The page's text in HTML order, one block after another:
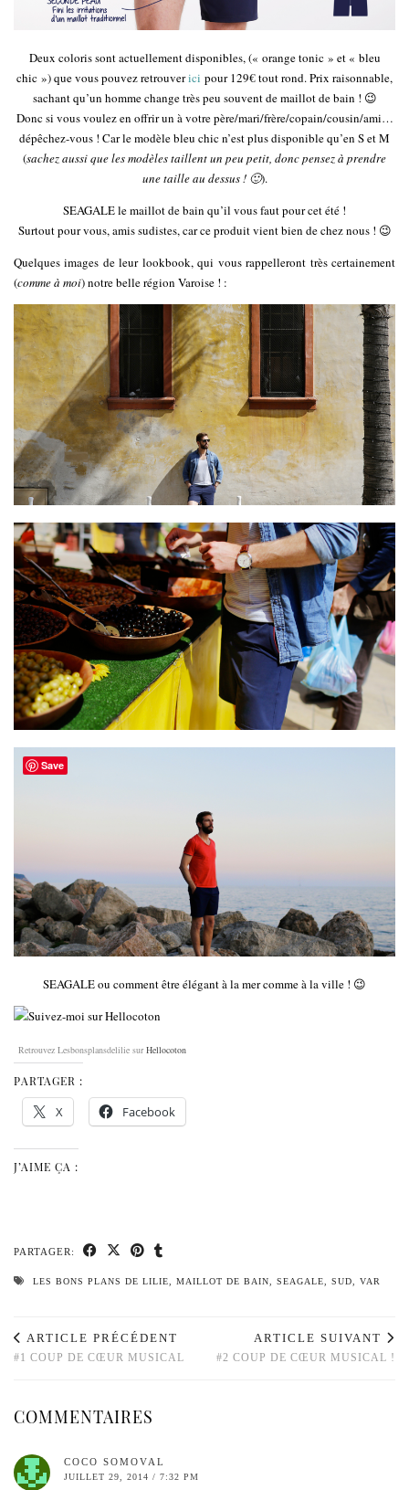
Deux coloris sont actuellement disponibles, (« orange tonic » et « bleu
chic ») que vous pouvez retrouverici pour 129€ tout rond. Prix raisonnable,
sachant qu’un homme change très peu souvent de maillot de bain ! 😉
Donc si vous voulez en offrir un à votre père/mari/frère/copain/cousin/ami…
dépêchez-vous ! Car le modèle bleu chic n’est plus disponible qu’en S et M
(sachez aussi que les modèles taillent un peu petit, donc pensez à prendre
une taille au dessus ! 🙂).
SEAGALE le maillot de bain qu’il vous faut pour cet été !
Surtout pour vous, amis sudistes, car ce produit vient bien de chez nous ! 😉
Quelques images de leur lookbook, qui vous rappelleront très certainement
(comme à moi) notre belle région Varoise ! :
SEAGALE ou comment être élégant à la mer comme à la ville ! 😉
Retrouvez Lesbonsplansdelilie sur Hellocoton
PARTAGER :
X Facebook
J’AIME ÇA :
PARTAGER:
LES BONS PLANS DE LILIE MAILLOT DE BAIN SEAGALE SUD VAR
ARTICLE PRÉCÉDENT
#1 COUP DE CŒUR MUSICAL
ARTICLE SUIVANT
#2 COUP DE CŒUR MUSICAL !
COMMENTAIRES
COCO SOMOVAL
JUILLET 29, 2014 / 7:32 PM
Save